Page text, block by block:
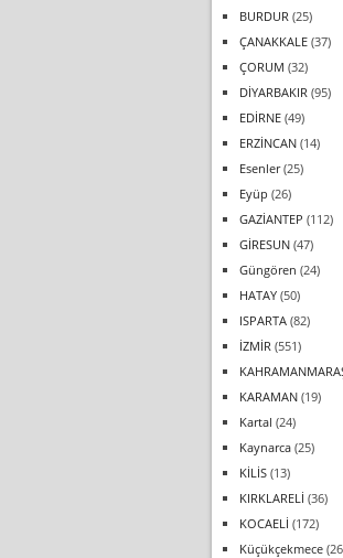
BURDUR (25)
ÇANAKKALE (37)
ÇORUM (32)
DİYARBAKIR (95)
EDİRNE (49)
ERZİNCAN (14)
Esenler(25)
Eyüp (26)
GAZİANTEP (112)
GİRESUN (47)
Güngören (24)
HATAY (50)
ISPARTA (82)
İZMİR (551)
KARAMAN (19)
Kartal (24)
Kaynarca (25)
KİLİS (13)
KIRKLARELİ (36)
KOCAELİ (172)
Küçükçekmece